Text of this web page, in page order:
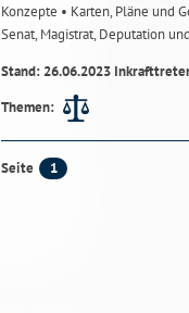
Konzepte • Karten, Pläne und
Senat, Magistrat, Deputation
Stand: 26.06.2023
Themen:
Seite 1